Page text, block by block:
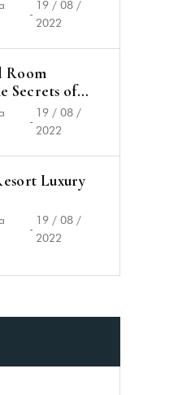
-
19 / 08 /
2022
Room
Secrets of
-
19 / 08 /
2022
Luxury
-
19 / 08 /
2022